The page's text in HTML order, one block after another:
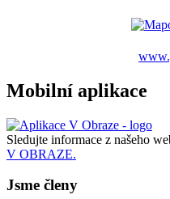
Mobilní aplikace
Sledujte informace z našeho
V OBRAZE.
Jsme členy